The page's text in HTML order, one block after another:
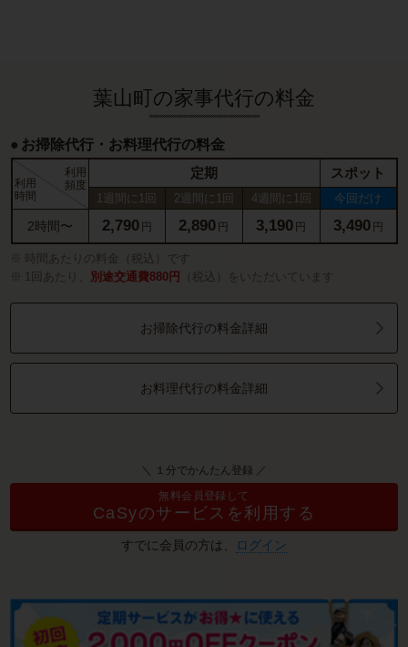
葉山町の家事代行の料金
お掃除代行・お料理代行の料金
利用
時間
利用
頻度
定期 スポット
1週間に1回 2週間に1回 4週間に1回 今回だけ
2時間〜 2,790 円 2,890 円 3,190 円 3,490 円
時間あたりの料金（税込）です
1回あたり、
別途交通費880円 （税込）をいただいています
お掃除代行の料金詳細
お料理代行の料金詳細
＼ １分でかんたん登録 ／
無料会員登録して
CaSyのサービスを利用する
すでに会員の方は、 ログイン